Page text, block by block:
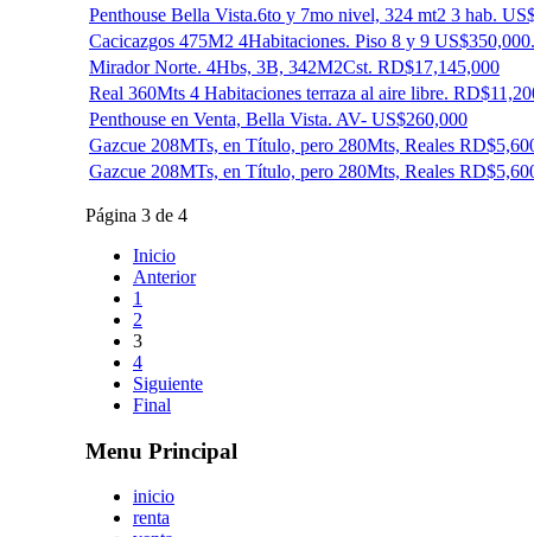
Penthouse Bella Vista.6to y 7mo nivel, 324 mt2 3 hab.
Cacicazgos 475M2 4Habitaciones. Piso 8 y 9
Mirador Norte. 4Hbs, 3B, 342M2Cst. RD$17,145,000
Real 360Mts 4 Habitaciones terraza al aire libre.
Penthouse en Venta, Bella Vista. AV- US$260,000
Gazcue 208MTs, en Título, pero 280Mts, Reales
Gazcue 208MTs, en Título, pero 280Mts, Reales
Página 3 de 4
Inicio
Anterior
1
2
3
4
Siguiente
Final
Menu Principal
inicio
renta